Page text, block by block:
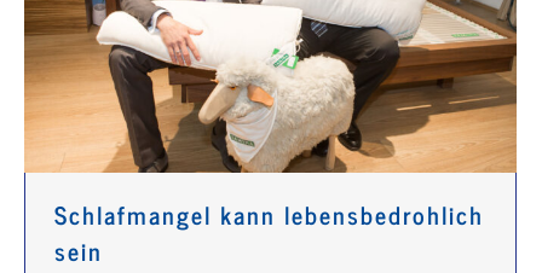
Schlafmangel kann lebensbedrohlich
sein